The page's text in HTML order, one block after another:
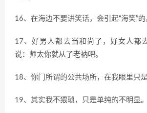
16、在海边不要讲笑话，会引起“海笑”的
17、好男人都去当和尚了，好女人都
说：师太你就从了老衲吧。
18、你门所谓的公共场所，在我眼里只是
19、其实我不猥琐，只是单纯的不明显。